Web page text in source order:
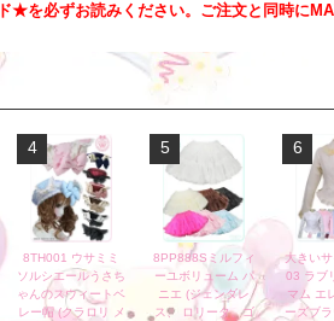
を必ずお読みください。ご注文と同時に
4
8TH001 ウサミミ
ソルシエールうさち
ゃんのスウィートベ
レー帽 (クラロリ メ
5
8PP888Sミルフィ
ーユボリューム パ
ニエ (ジェンダレ
ス、 ロリータ、ゴ
6
大きい
03 ラブ
マム エ
ーズブ